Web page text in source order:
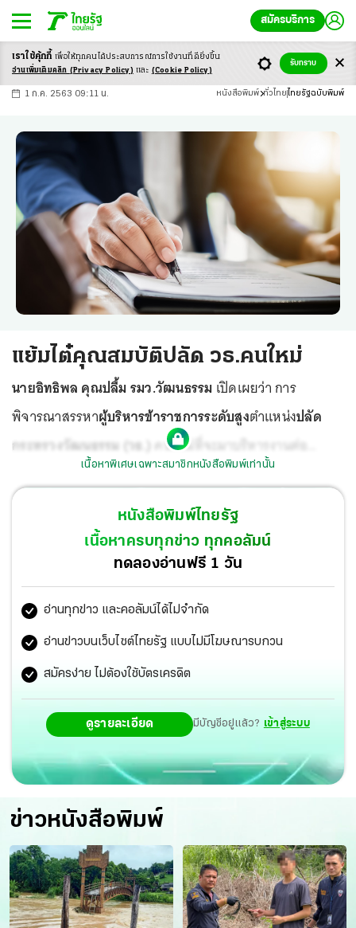
สมัครบริการ
-ก ก ก+
1 ก.ค. 2563 09:11 น. หนังสือพิมพ์ ทั่วไทย ไทยรัฐฉบับพิมพ์
แย้มไต๋คุณสมบัติปลัด วธ.คนใหม่
นายอิทธิพล คุณปลื้ม รมว.วัฒนธรรม เปิดเผยว่า การ
พิจารณาสรรหาผู้บริหารข้าราชการระดับสูงตำแหน่งปลัด
กระทรวงวัฒนธรรม (วธ.) คนใหม่ที่จะมาบริหารงานต่อ
นายกฤษศญพงษ์ ศิริ ปลัด วธ.ซึ่งจะเกษียณอายุราชการ
เดือนก.ย.นี้
พล.อ.ประยุทธ์ จันทร์โอชา นายกรัฐมนตรี
หลักการพิจารณาบุคคลในการบริหารงานระดับสูงไว้ว่าให้ดู
ความเหมาะสมเป็นหลัก รองลงมาเป็นความอาวุโส ควบคู่กับ
หลักเกณฑ์สำนักงานข้าราชการพลเรือน (ก.พ.)จากที่ตนได้
เข้ามาทำงานที่วธ. เกือบ 1 ปี ได้พิจารณาผู้บริหาร วธ.ภาพรวม
อยู่แล้ว แต่ขณะนี้ยังไม่ได้วางตัวใครคนใดคนหนึ่ง ในส่วนการ
ประเมินค่าสมรรถนะจะมองจาก 3 กรมใหญ่ที่สัมผัสมา ได้แก่
กรมส่งเสริมวัฒนธรรม สำนักงานปลัด วธ. และ กรมศิลปากร
เนื้อหาพิเศษเฉพาะสมาชิกหนังสือพิมพ์เท่านั้น
หนังสือพิมพ์ไทยรัฐ
เนื้อหาครบทุกข่าว ทุกคอลัมน์
ทดลองอ่านฟรี 1 วัน
อ่านทุกข่าว และคอลัมน์ได้ไม่จำกัด
อ่านข่าวบนเว็บไซต์ไทยรัฐ แบบไม่มีโฆษณารบกวน
สมัครง่าย ไม่ต้องใช้บัตรเครดิต
ดูรายละเอียด มีบัญชีอยู่แล้ว? เข้าสู่ระบบ
ข่าวหนังสือพิมพ์
เราใช้คุ้กกี้ เพื่อให้ทุกคนได้ประสบการณ์การใช้งานที่ดียิ่งขึ้น
อ่านเพิ่มเติมคลิก (Privacy Policy) และ (Cookie Policy)
รับทราบ